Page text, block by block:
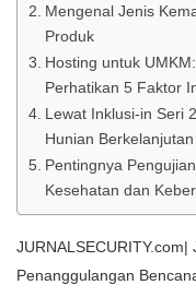
Mengenal Jenis
Produk
Hosting untuk
Perhatikan 5 Faktor
Lewat Inklusi-in Seri
Hunian Berkelanjutan
Pentingnya
Kesehatan dan
Penanggulangan